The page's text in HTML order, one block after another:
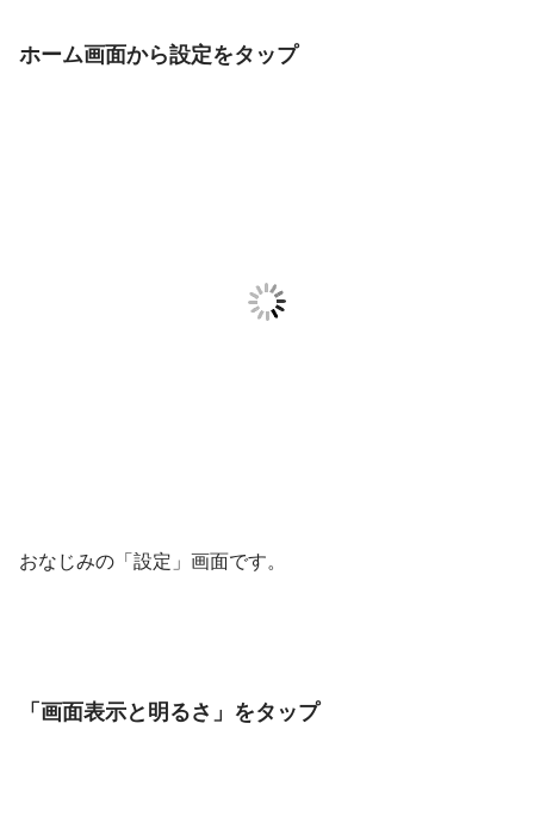
ホーム画面から設定をタップ
おなじみの「設定」画面です。
「画面表示と明るさ」をタップ